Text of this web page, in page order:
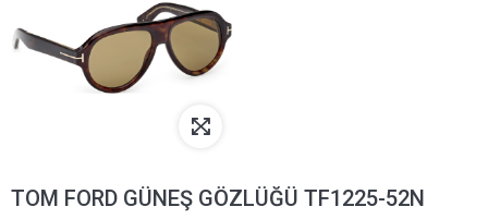
TOM FORD GÜNEŞ GÖZLÜĞÜ TF1225-52N